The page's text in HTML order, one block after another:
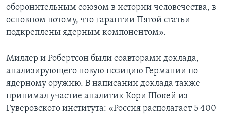
оборонительным союзом в истории человечества, в
основном потому, что гарантии Пятой статьи
подкреплены ядерным компонентом».
Миллер и Робертсон были соавторами доклада,
анализирующего новую позицию Германии по
ядерному оружию. В написании доклада также
принимал участие аналитик Кори Шокей из
Гуверовского института: «Россия располагает 5 400